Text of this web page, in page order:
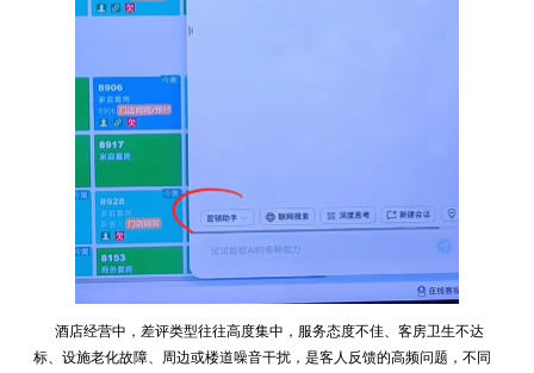
酒店经营中，差评类型往往高度集中，服务态度不佳、客房卫生不达
标、设施老化故障、周边或楼道噪音干扰，是客人反馈的高频问题，不同